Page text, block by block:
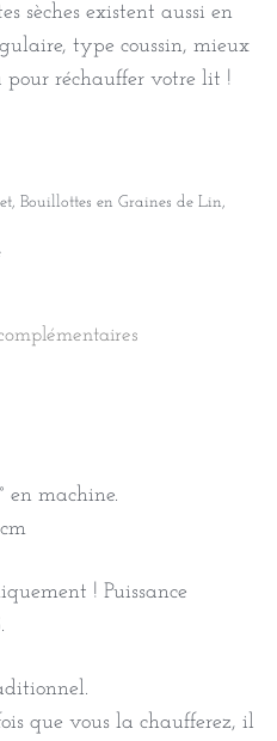
sèches existent aussi en
type coussin, mieux
pour réchauffer votre lit !
, Bouillottes en Graines de Lin,
en machine.
! Puissance
que vous la chaufferez, il